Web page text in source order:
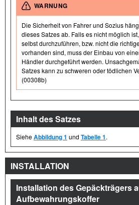
WARNUNG
Die Sicherheit von Fahrer und Sozius
dieses Satzes ab. Falls es nicht möglich
selbst durchzuführen, bzw. nicht die
vorhanden sind, muss der Einbau von
Händler durchgeführt werden.
Satzes kann zu schweren oder tödlichen
(00308b)
Inhalt des Satzes
SieheAbbildung 1 und Tabelle 1.
INSTALLATION
Installation des Gepäckträgers
Aufbewahrungskoffer